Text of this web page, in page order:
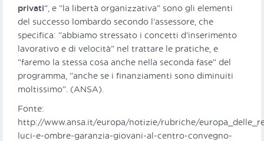
privati“, e “la libertà organizzativa” sono gli elementi
del successo lombardo secondo l’assessore, che
specifica: “abbiamo stressato i concetti d’inserimento
lavorativo e di velocità” nel trattare le pratiche, e
“faremo la stessa cosa anche nella seconda fase” del
programma, “anche se i finanziamenti sono diminuiti
moltissimo”. (ANSA).
Fonte:
http://www.ansa.it/europa/notizie/rubriche/
luci-e-ombre-garanzia-giovani-al-centro-convegno-